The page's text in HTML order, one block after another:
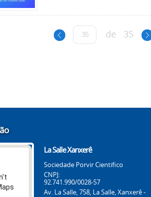
de 35
La Salle Xanxerê
Sociedade Porvir Cientifico
CNPJ:
92.741.990/0028-57
Av. La Salle, 758, La Salle, Xanxerê -